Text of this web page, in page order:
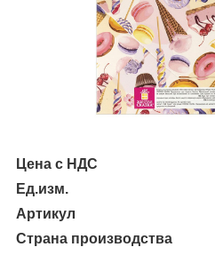
Цена с НДС
Ед.изм.
Артикул
Страна производства